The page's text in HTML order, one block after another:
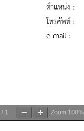
/ 1 Zoom 100%